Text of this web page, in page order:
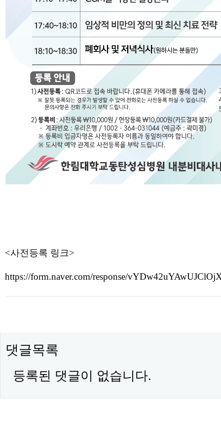
<사전등록 링크>
https://form.naver.com/response/
댓글목록
등록된 댓글이 없습니다.